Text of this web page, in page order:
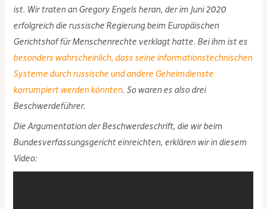
ist. Wir traten an Gregory Engels heran, der im Juni 2020
erfolgreich die russische Regierung beim Europäischen
Gerichtshof für Menschenrechte verklagt hatte. Bei ihm ist es
besonders wahrscheinlich, dass seine informationstechnischen
Systeme durch russische und andere Geheimdienste
korrumpiert werden könnten. So waren es also drei
Beschwerdeführer.
Die Argumentation der Beschwerdeschrift, die wir beim
Bundesverfassungsgericht einreichten, erklären wir in diesem
Video: